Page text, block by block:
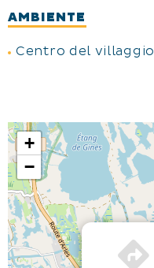
AMBIENTE
Centro del villaggio
+
−